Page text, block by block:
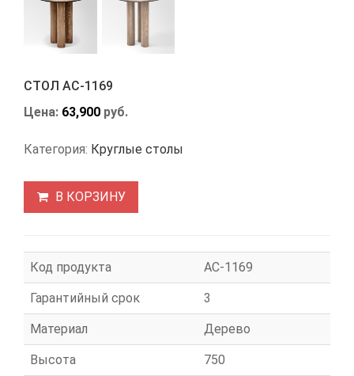
СТОЛ АС-1169
Цена: 63,900 руб.
Категория: Круглые столы
В КОРЗИНУ
Код продукта АС-1169
Гарантийный срок 3
Материал Дерево
Высота 750